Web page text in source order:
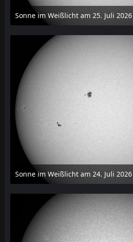
Sonne im Weißlicht am 25. Juli
27. Juli 2026 um 20:29
Sonne im Weißlicht am 24. Juli
24. Juli 2026 um 21:45